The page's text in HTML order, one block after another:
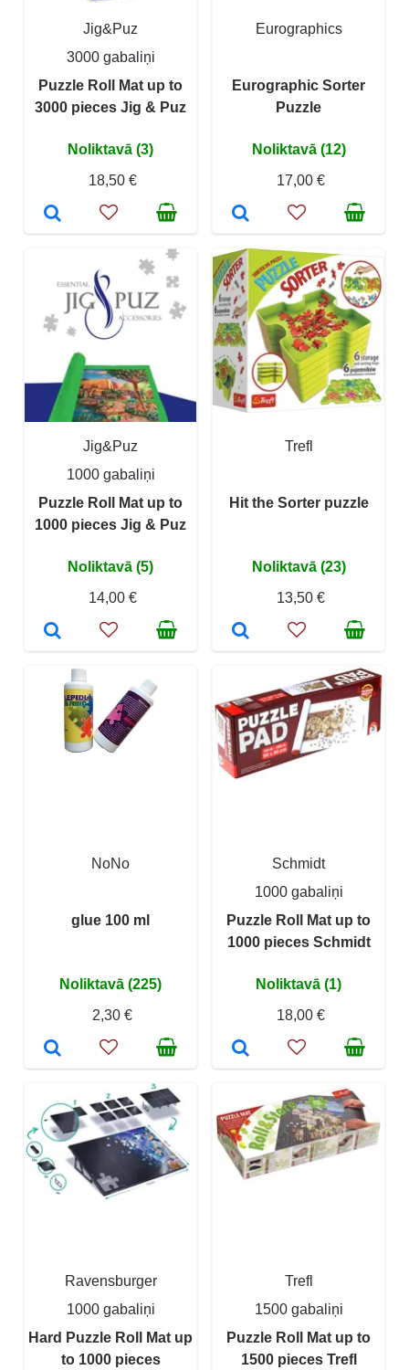
Jig&Puz
3000 gabaliņi
Puzzle Roll Mat up to
3000 pieces Jig & Puz
Noliktavā (3)
18,50 €
Eurographics
Eurographic Sorter
Puzzle
Noliktavā (12)
17,00 €
Jig&Puz
1000 gabaliņi
Puzzle Roll Mat up to
1000 pieces Jig & Puz
Noliktavā (5)
14,00 €
Trefl
Hit the Sorter puzzle
Noliktavā (23)
13,50 €
NoNo
glue 100 ml
Noliktavā (225)
2,30 €
Schmidt
1000 gabaliņi
Puzzle Roll Mat up to
1000 pieces Schmidt
Noliktavā (1)
18,00 €
Ravensburger
1000 gabaliņi
Hard Puzzle Roll Mat up
to 1000 pieces
Trefl
1500 gabaliņi
Puzzle Roll Mat up to
1500 pieces Trefl